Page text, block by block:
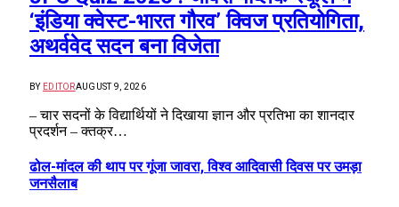
‘इंडिया क्वेस्ट-भारत गौरव’ क्विज प्रतियोगिता,
अथर्ववेद सदन बना विजेता
BY EDITORAUGUST 9, 2026
– चार सदनों के विद्यार्थियों ने दिखाया ज्ञान और प्रतिभा का शानदार
प्रदर्शन – क्तक्र…
ढोल-मांदल की थाप पर गूंजा जावरा, विश्व आदिवासी दिवस पर उमड़ा
जनसैलाब